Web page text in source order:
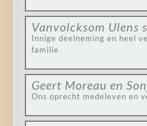
Vanvolcksom Ulens
Innige deelneming en heel
familie
Geert Moreau en
Ons oprecht medeleven en